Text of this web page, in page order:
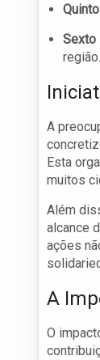
Sexto
região.
A
Esta
muitos
Além
alcance
ações
A
O